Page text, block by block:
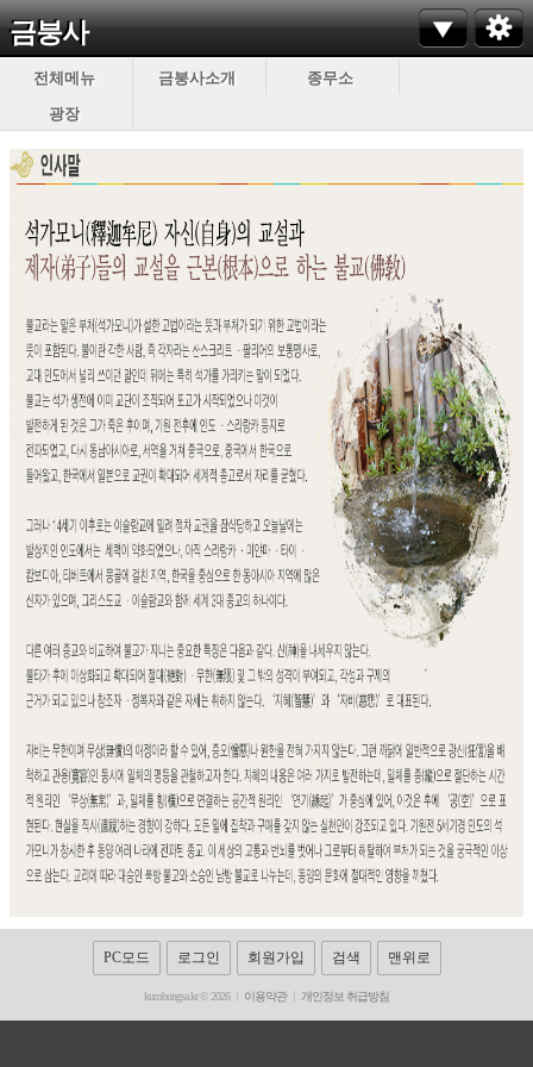
금붕사
전체메뉴 금붕사소개
종무소
광장
PC모드 로그인 회원가입 검색 맨위로
kumbungsa.kr © 2026 이용약관 개인정보 취급방침